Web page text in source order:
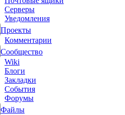
Серверы
Уведомления
Проекты
Комментарии
Сообщество
Wiki
Блоги
Закладки
События
Форумы
Файлы